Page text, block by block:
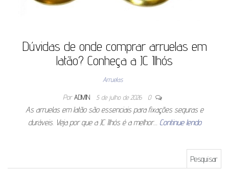
Dúvidas de onde comprar arruelas em
latão? Conheça a JC Ilhós
Arruelas
Por ADMIN 5 de julho de 2026 0
As arruelas em latão são essenciais para fixações seguras e
duráveis. Veja por que a JC Ilhós é a melhor… Continue lendo